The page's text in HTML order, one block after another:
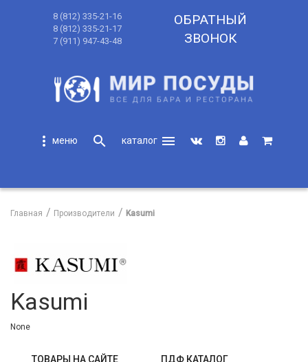
8 (812) 335-21-16
8 (812) 335-21-17
7 (911) 947-43-48
ОБРАТНЫЙ
ЗВОНОК
more_vert search
menu
Главная Производители Kasumi
Kasumi
None
ТОВАРЫ НА САЙТЕ ПДФ КАТАЛОГ